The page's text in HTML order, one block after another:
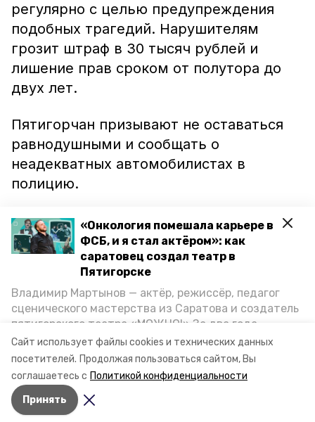
Сайт использует файлы cookies и технических данных
посетителей. Продолжая пользоваться сайтом, Вы
соглашаетесь с Политикой конфиденциальности
Принять
«Онкология помешала карьере в
ФСБ, и я стал актёром»: как
саратовец создал театр в
Пятигорске
Владимир Мартынов — актёр, режиссёр, педагог
сценического мастерства из Саратова и создатель
пятигорского театра «МОЖНО!» За два года
существования театр выпустил восемь спектаклей,
впереди — новые премьеры. О том, как стал
артистом, попал в Пятигорск и собрал труппу,
режиссёр рассказал корреспонденту «Портала
Пятигорска».
регулярно с целью предупреждения
подобных трагедий. Нарушителям
грозит штраф в 30 тысяч рублей и
лишение прав сроком от полутора до
двух лет.
Пятигорчан призывают не оставаться
равнодушными и сообщать о
неадекватных автомобилистах в
полицию.
Ранее сообщалось, что в Будённовске
автоинспекторыостановили
опьянённого «газировкой» водителя. А
в Левокумском районе жители
сообщили сотрудникам ГИБДД о
нетрезвом автомобилисте, который
перебралспиртного в кафе и сел за
руль.
Авторы: Ольга Самсонова